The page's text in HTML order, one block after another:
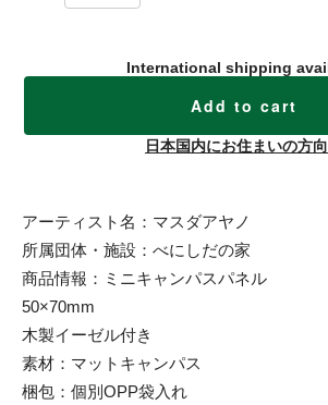
International shipping
Add to cart
日本国内にお住まいの方
アーティスト名：マスダアヤノ
所属団体・施設：べにしだの家
商品情報：ミニキャンパスパネル
50×70mm
木製イーゼル付き
素材：マットキャンパス
梱包：個別OPP袋入れ